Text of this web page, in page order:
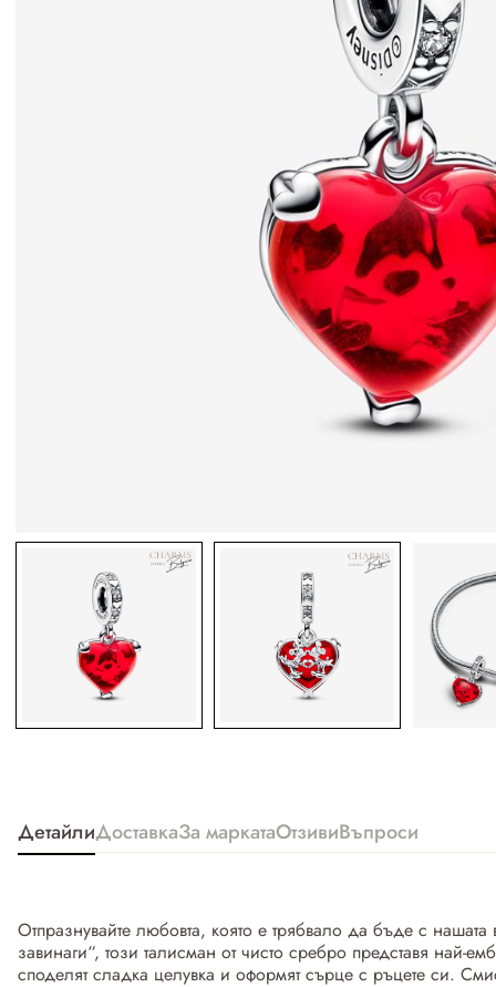
ДетайлиДоставкаЗа маркатаОтзивиВъпроси
Отпразнувайте любовта, която е трябвало да бъде с
завинаги“, този талисман от чисто сребро представя най-
споделят сладка целувка и оформят сърце с ръцете си.